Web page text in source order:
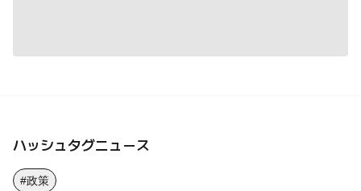
ハッシュタグニュース
#政策